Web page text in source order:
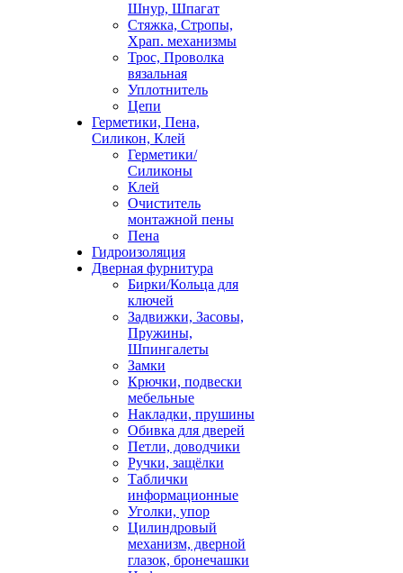
Шнур, Шпагат
Стяжка, Стропы,
Храп. механизмы
Трос, Проволка
вязальная
Уплотнитель
Цепи
Герметики, Пена,
Силикон, Клей
Герметики/
Силиконы
Клей
Очиститель
монтажной пены
Пена
Гидроизоляция
Дверная фурнитура
Бирки/Кольца для
ключей
Задвижки, Засовы,
Пружины,
Шпингалеты
Замки
Крючки, подвески
мебельные
Накладки, прушины
Обивка для дверей
Петли, доводчики
Ручки, защёлки
Таблички
информационные
Уголки, упор
Цилиндровый
механизм, дверной
глазок, бронечашки